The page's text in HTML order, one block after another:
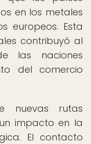
en los metales
europeos. Esta
contribuyó al
las naciones
del comercio
nuevas rutas
impacto en la
El contacto